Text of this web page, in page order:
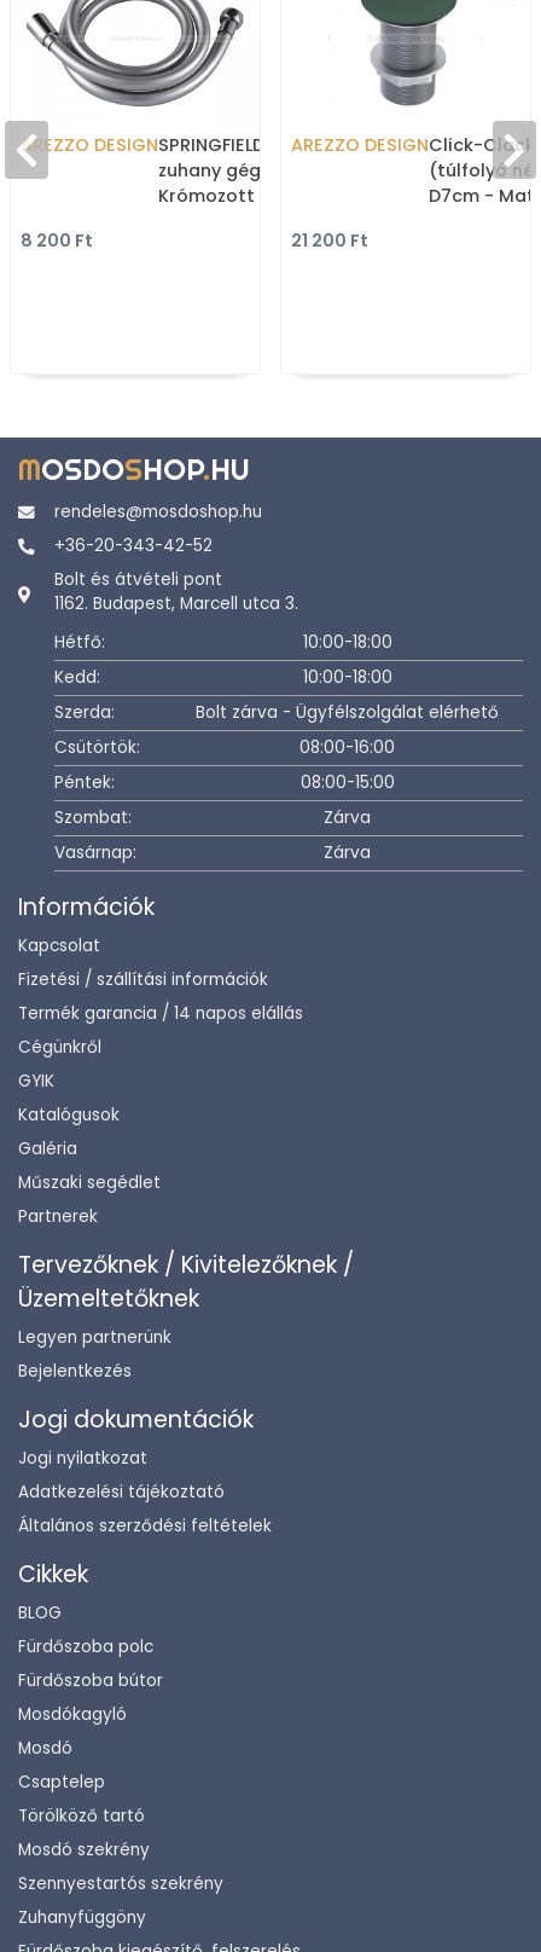
AREZZO DESIGNSPRINGFIELD SILVER - 1,5 m
zuhany gégecső -
Krómozott hatású gumi
8 200 Ft
AREZZO DESIGNClick-Clack
(túlfolyó
D7cm -
21 200 Ft
MOSDOSHOP.HU
rendeles@mosdoshop.hu
+36-20-343-42-52
Bolt és átvételi pont
1162. Budapest, Marcell utca 3.
Hétfő:
10:00-18:00
Kedd:
10:00-18:00
Szerda:
Bolt zárva - Ügyfélszolgálat elérhető
Csütörtök:
08:00-16:00
Péntek:
08:00-15:00
Szombat:
Zárva
Vasárnap:
Zárva
Információk
Kapcsolat
Fizetési / szállítási információk
Termék garancia / 14 napos elállás
Cégünkről
GYIK
Katalógusok
Galéria
Műszaki segédlet
Partnerek
Tervezőknek / Kivitelezőknek /
Üzemeltetőknek
Legyen partnerünk
Bejelentkezés
Jogi dokumentációk
Jogi nyilatkozat
Adatkezelési tájékoztató
Általános szerződési feltételek
Cikkek
BLOG
Fürdőszoba polc
Fürdőszoba bútor
Mosdókagyló
Mosdó
Csaptelep
Törölköző tartó
Mosdó szekrény
Szennyestartós szekrény
Zuhanyfüggöny